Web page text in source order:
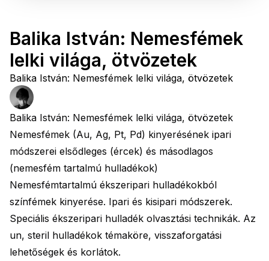
Balika István: Nemesfémek
lelki világa, ötvözetek
Balika István: Nemesfémek lelki világa, ötvözetek
Balika István: Nemesfémek lelki világa, ötvözetek
Nemesfémek (Au, Ag, Pt, Pd) kinyerésének ipari
módszerei elsődleges (ércek) és másodlagos
(nemesfém tartalmú hulladékok)
Nemesfémtartalmú ékszeripari hulladékokból
színfémek kinyerése. Ipari és kisipari módszerek.
Speciális ékszeripari hulladék olvasztási technikák. Az
un, steril hulladékok témaköre, visszaforgatási
lehetőségek és korlátok.